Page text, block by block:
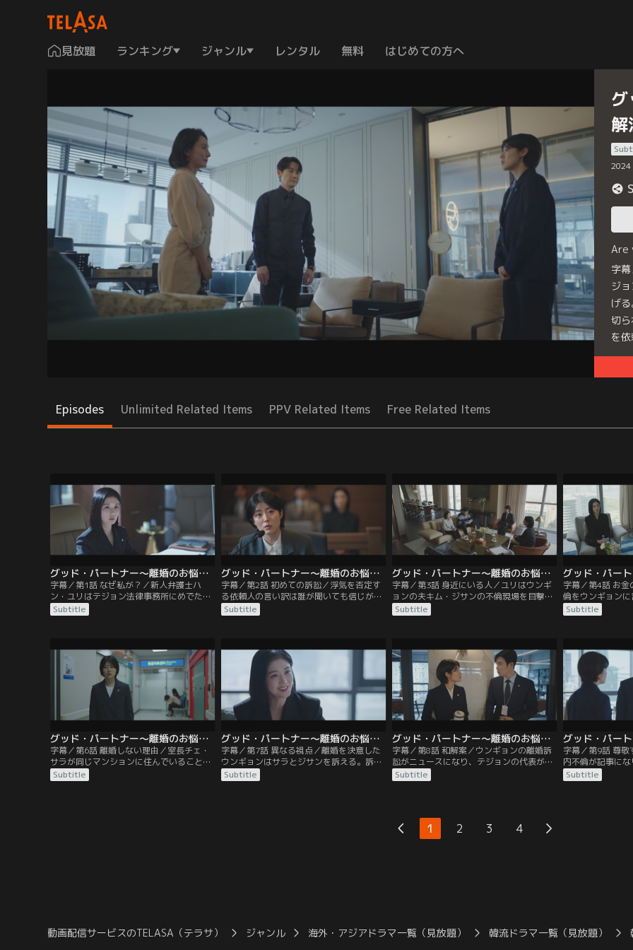
見放題 ランキング ジャンル レンタル 無料 はじめての方へ
2024
Are
字
ジ
げ
切
を
Episodes Unlimited Related Items PPV Related Items Free Related Items
グッド・パートナー～離婚のお悩み解決します～ 第01話／字幕
字幕／第1話 なぜ私が？／新人弁護士ハ
ン・ユリはテジョン法律事務所にめでたく
合格。しかし、最も避けたかった離婚チー
ムに配属される。離婚訴訟のスター弁護士
られる。
Subtitle
グッド・パートナー～離婚のお悩み解決します～ 第02話／字幕
字幕／第2話 初めての訴訟／浮気を否定す
る依頼人の言い訳は誰が聞いても信じがた
いものだった。しかし、ウンギョンはそれ
でも勝訴しろとムチャを言う。ユリは機転
する。
Subtitle
グッド・パートナー～離婚のお悩み解決します～ 第03話／字幕
字幕／第3話 身近にいる人／ユリはウンギ
ョンの夫キム・ジサンの不倫現場を目撃す
る。困惑しつつも、そこに偶然やってきた
ウンギョンをさりげなく外へ連れ出す。そ
Subtitle
字幕／第4話 お
倫をウンギョン
中、依頼人の夫
ウォンを払うと
Subtitle
グッド・パートナー～離婚のお悩み解決します～ 第06話／字幕
字幕／第6話 離婚しない理由／室長チェ・
サラが同じマンションに住んでいることを
知り、ユリはひどく気まずい思いをする。
その日の夜、夫の暴力に悩んでいた依頼人
Subtitle
グッド・パートナー～離婚のお悩み解決します～ 第07話／字幕
字幕／第7話 異なる視点／離婚を決意した
ウンギョンはサラとジサンを訴える。訴状
を受け取ったサラは出勤したウンギョンに
呼ばれて恐る恐る部屋へ。ウンギョンに今
Subtitle
グッド・パートナー～離婚のお悩み解決します～ 第08話／字幕
字幕／第8話 和解案／ウンギョンの離婚訴
訟がニュースになり、テジョンの代表が事
務所のイメージを傷つける気かとどなり込
んでくる。後輩で同僚のパートナー弁護士
Subtitle
字幕／第9話 尊
内不倫が記事に
も動揺を見せる
状を受け取った
Subtitle
1 2 3 4
動画配信サービスのTELASA（テラサ） ジャンル 海外・アジアドラマ一覧（見放題） 韓流ドラマ一覧（見放題）